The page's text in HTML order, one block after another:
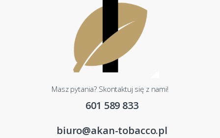
Masz pytania? Skontaktuj się z nami!
601 589 833
biuro@akan-tobacco.pl